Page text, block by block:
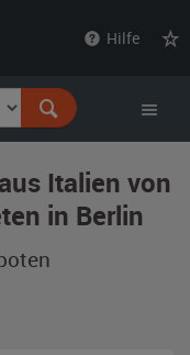
Hilfe
Italien von
in Berlin